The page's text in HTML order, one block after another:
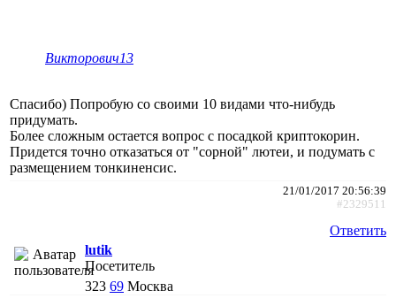
Викторович13
Спасибо) Попробую со своими 10 видами что-нибудь
придумать.
Более сложным остается вопрос с посадкой криптокорин.
Придется точно отказаться от "сорной" лютеи, и подумать с
размещением тонкиненсис.
21/01/2017 20:56:39
#2329511
Ответить
lutik
Посетитель
323 69 Москва